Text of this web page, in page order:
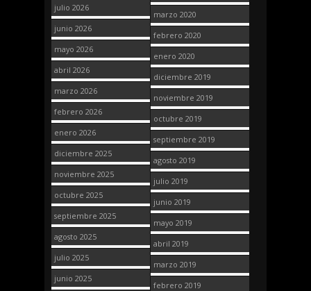
julio 2026
junio 2026
mayo 2026
abril 2026
marzo 2026
febrero 2026
enero 2026
diciembre 2025
noviembre 2025
octubre 2025
septiembre 2025
agosto 2025
julio 2025
junio 2025
marzo 2020
febrero 2020
enero 2020
diciembre 2019
noviembre 2019
octubre 2019
septiembre 2019
agosto 2019
julio 2019
junio 2019
mayo 2019
abril 2019
marzo 2019
febrero 2019